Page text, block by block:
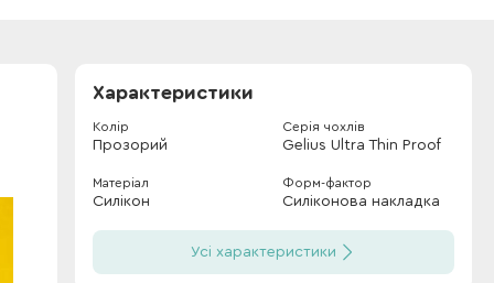
Характеристики
Колір
Прозорий
Серія чохлів
Gelius Ultra Thin Proof
Матеріал
Силікон
Форм-фактор
Силіконова накладка
Усі характеристики